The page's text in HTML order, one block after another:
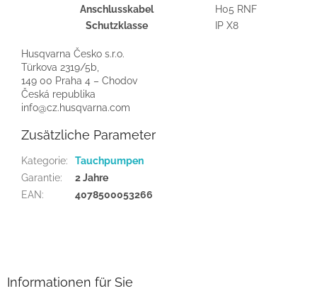
Anschlusskabel
H05 RNF
Schutzklasse
IP X8
Husqvarna Česko s.r.o.
Türkova 2319/5b,
149 00 Praha 4 – Chodov
Česká republika
info@cz.husqvarna.com
Zusätzliche Parameter
Kategorie:
Tauchpumpen
Garantie:
2 Jahre
EAN: 4078500053266
Informationen für Sie